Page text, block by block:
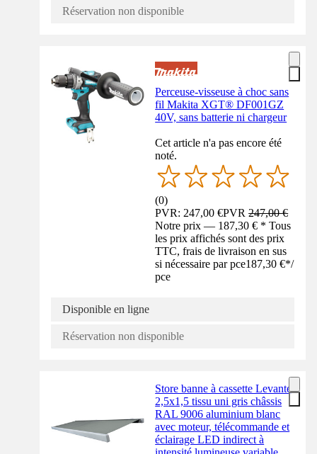
Réservation non disponible
Perceuse-visseuse à choc sans
fil Makita XGT® DF001GZ
40V, sans batterie ni chargeur
Cet article n'a pas encore été
noté.
(0)
PVR: 247,00 €PVR247,00 €
Notre prix — 187,30 € * Tous
les prix affichés sont des prix
TTC, frais de livraison en sus
si nécessaire par pce187,30 €*/
pce
Disponible en ligne
Réservation non disponible
Store banne à cassette Levante
2,5x1,5 tissu uni gris châssis
RAL 9006 aluminium blanc
avec moteur, télécommande et
éclairage LED indirect à